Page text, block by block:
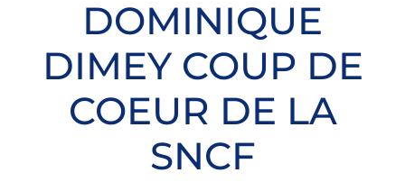
DOMINIQUE
DIMEY COUP DE
COEUR DE LA
SNCF